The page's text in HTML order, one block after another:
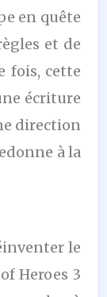
en quête
et de
fois, cette
écriture
direction
à la
le
Heroes 3